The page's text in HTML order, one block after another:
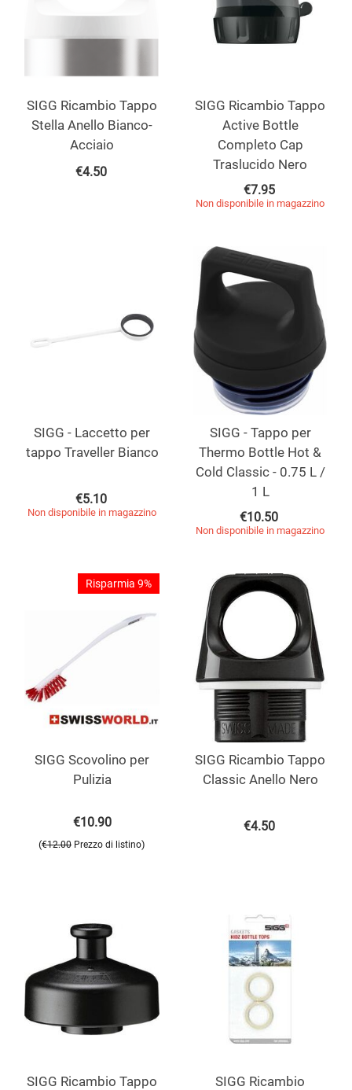
SIGG Ricambio Tappo
Stella Anello Bianco-
Acciaio
€4.50
SIGG Ricambio Tappo
Active Bottle
Completo Cap
Traslucido Nero
€7.95
Non disponibile in magazzino
SIGG - Laccetto per
tappo Traveller Bianco
€5.10
Non disponibile in magazzino
SIGG - Tappo per
Thermo Bottle Hot &
Cold Classic - 0.75 L /
1 L
€10.50
Non disponibile in magazzino
Risparmia 9%
SIGG Scovolino per
Pulizia
€10.90
(€12.00 Prezzo di listino)
SIGG Ricambio Tappo
Classic Anello Nero
€4.50
SIGG Ricambio Tappo
SIGG Ricambio